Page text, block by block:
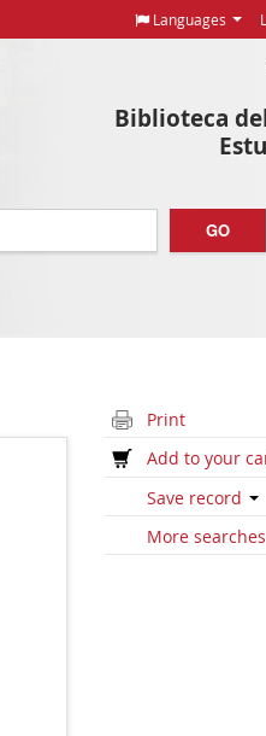
Languages
Biblioteca
GO
Print
Add to your
Save record
More searches